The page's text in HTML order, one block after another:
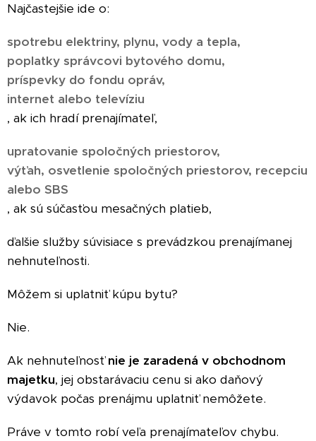
Najčastejšie ide o:
spotrebu elektriny, plynu, vody a tepla,
poplatky správcovi bytového domu,
príspevky do fondu opráv,
internet alebo televíziu
, ak ich hradí prenajímateľ,
upratovanie spoločných priestorov,
výťah, osvetlenie spoločných priestorov, recepciu
alebo SBS
, ak sú súčasťou mesačných platieb,
ďalšie služby súvisiace s prevádzkou prenajímanej
nehnuteľnosti.
Môžem si uplatniť kúpu bytu?
Nie.
Ak nehnuteľnosťnie je zaradená v obchodnom
majetku, jej obstarávaciu cenu si ako daňový
výdavok počas prenájmu uplatniť nemôžete.
Práve v tomto robí veľa prenajímateľov chybu.